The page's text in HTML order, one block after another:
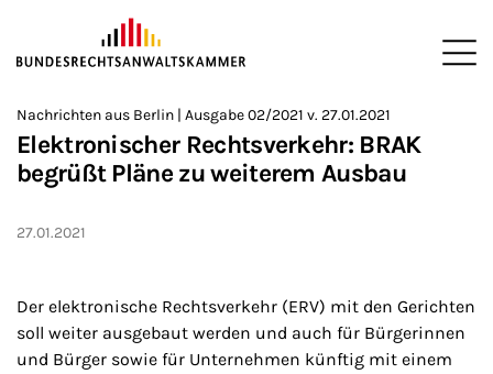
ZUM HAUPTINHALT SPRINGEN
Sie befinden sich hier:
>
Startseite
>
Newsroom
>
Newsletter
>
Nachrichten aus Berlin
Nachrichten aus Berlin | Ausgabe 02/2021 v. 27.01.2021
Elektronischer Rechtsverkehr: BRAK
begrüßt Pläne zu weiterem Ausbau
27.01.2021
Der elektronische Rechtsverkehr (ERV) mit den Gerichten
soll weiter ausgebaut werden und auch für Bürgerinnen
und Bürger sowie für Unternehmen künftig mit einem